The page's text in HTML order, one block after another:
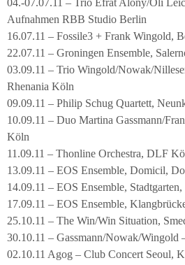
04.-07.07.11 – Trio Efrat Alony/Oli
Aufnahmen RBB Studio Berlin
16.07.11 – Fossile3 + Frank Wingold,
22.07.11 – Groningen Ensemble,
03.09.11 – Trio Wingold/Nowak/
Rhenania Köln
09.09.11 – Philip Schug Quartett,
10.09.11 – Duo Martina Gassmann/
Köln
11.09.11 – Thonline Orchestra, DLF
13.09.11 – EOS Ensemble, Domicil,
14.09.11 – EOS Ensemble,
17.09.11 – EOS Ensemble,
25.10.11 – The Win/Win Situation,
30.10.11 – Gassmann/Nowak/Wingold
02.10.11 Agog – Club Concert Seoul,